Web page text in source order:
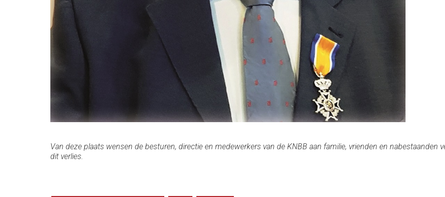
Van deze plaats wensen de besturen, directie en medewerkers van de KNBB aan familie, vrienden en nabestaanden
dit verlies.